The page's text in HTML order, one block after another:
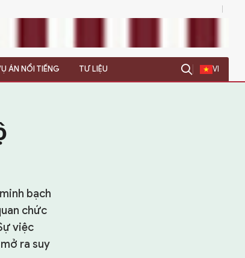
ÁN NỔI TIẾNG TƯ LIỆU VI
bạch
chức
việc
ra suy